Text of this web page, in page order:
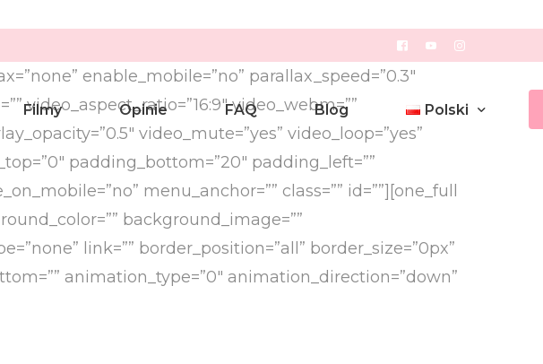
Filmy Opinie FAQ Blog Polski
English
enable_mobile=”no” parallax_speed=”0.3″
video_aspect_ratio=”16:9″ video_webm=””
video_mute=”yes” video_loop=”yes”
padding_bottom=”20″ padding_left=””
menu_anchor=”” class=”” id=””][one_full
background_image=””
link=”” border_position=”all” border_size=”0px”
animation_type=”0″ animation_direction=”down”